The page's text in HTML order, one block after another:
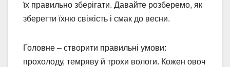
їх правильно зберігати. Давайте розберемо, як
зберегти їхню свіжість і смак до весни.
Головне – створити правильні умови:
прохолоду, темряву й трохи вологи. Кожен овоч